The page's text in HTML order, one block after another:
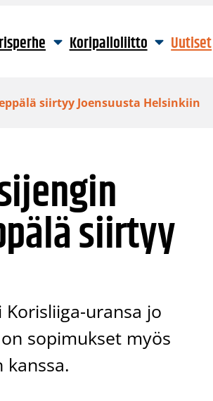
Koripalloliitto Uutiset
siirtyy Joensuusta Helsinkiin
siirtyy
uransa jo
sopimukset myös
kanssa.